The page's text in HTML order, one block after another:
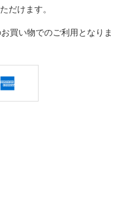
だけます。
買い物でのご利用となりま